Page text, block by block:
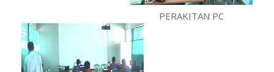
PERAKITAN PC